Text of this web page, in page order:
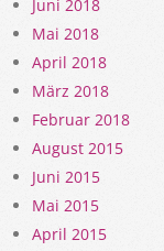
Juni 2018
Mai 2018
April 2018
März 2018
Februar 2018
August 2015
Juni 2015
Mai 2015
April 2015